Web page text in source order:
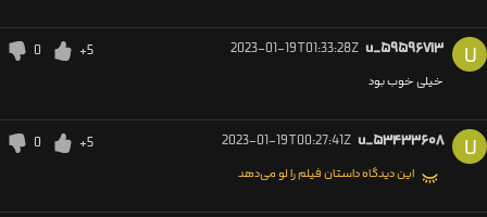
U u_۵۹۵۹۶۷۱۳ 2023-01-19T01:33:28Z
+5
0
خیلی خوب بود
U u_۵۳۴۳۳۶۰۸ 2023-01-19T00:27:41Z
+5
0
این دیدگاه داستان فیلم را لو می‌دهد